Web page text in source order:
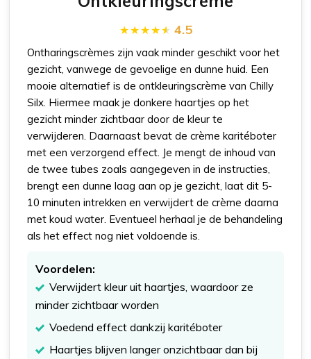
4.5
Ontharingscrèmes zijn vaak minder geschikt voor het
gezicht, vanwege de gevoelige en dunne huid. Een
mooie alternatief is de ontkleuringscrème van Chilly
Silx. Hiermee maak je donkere haartjes op het
gezicht minder zichtbaar door de kleur te
verwijderen. Daarnaast bevat de crème karitéboter
met een verzorgend effect. Je mengt de inhoud van
de twee tubes zoals aangegeven in de instructies,
brengt een dunne laag aan op je gezicht, laat dit 5-
10 minuten intrekken en verwijdert de crème daarna
met koud water. Eventueel herhaal je de behandeling
als het effect nog niet voldoende is.
Voordelen:
Verwijdert kleur uit haartjes, waardoor ze
minder zichtbaar worden
Voedend effect dankzij karitéboter
Haartjes blijven langer onzichtbaar dan bij